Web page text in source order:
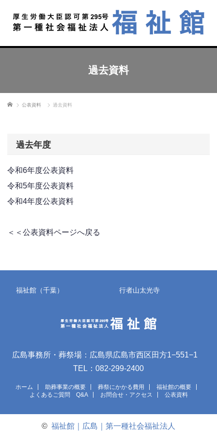
過去資料
ホーム 公表資料 過去資料
過去年度
令和6年度公表資料
令和5年度公表資料
令和4年度公表資料
＜＜公表資料ページへ戻る
福祉館（千葉） 行者山太光寺
広島事務所・葬祭場：広島県広島市西区田方1−551−1
TEL：082-299-2400
ホーム 助葬事業の概要 葬祭にかかる費用
福祉館の概要
よくあるご質問 Q&A
お問合せ・アクセス 公表資料
© 福祉館｜広島｜第一種社会福祉法人